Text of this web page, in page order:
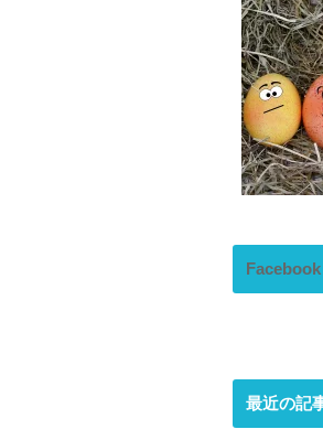
Facebook
最近の記